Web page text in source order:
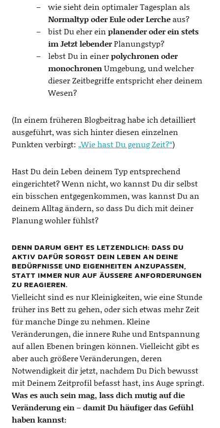
wie sieht dein optimaler Tagesplan als
Normaltyp oder Eule oder Lercheaus?
bist Du eher ein planender oder ein stets
im Jetzt lebenderPlanungstyp?
lebst Du in einerpolychronen oder
monochronenUmgebung, und welcher
dieser Zeitbegriffe entspricht eher deinem
Wesen?
(In einem früheren Blogbeitrag habe ich detailliert
ausgeführt, was sich hinter diesen einzelnen
Punkten verbirgt: „Wie hast Du genug Zeit?“)
Hast Du dein Leben deinem Typ entsprechend
eingerichtet? Wenn nicht, wo kannst Du dir selbst
ein bisschen entgegenkommen, was kannst Du an
deinem Alltag ändern, so dass Du dich mit deiner
Planung wohler fühlst?
DENN DARUM GEHT ES LETZENDLICH: DASS DU A
KTIV DAFÜR SORGST DEIN LEBEN AN DEINE B
EDÜRFNISSE UND EIGENHEITEN ANZUPASSEN, S
TATT IMMER NUR AUF ÄUSSERE ANFORDERUNGEN ZU
REAGIEREN.
Vielleicht sind es nur Kleinigkeiten, wie eine Stunde
früher ins Bett zu gehen, oder sich etwas mehr Zeit
für manche Dinge zu nehmen. Kleine
Veränderungen, die innere Ruhe und Entspannung
auf allen Ebenen bringen können. Vielleicht gibt es
aber auch größere Veränderungen, deren
Notwendigkeit dir jetzt, nachdem Du Dich bewusst
mit Deinem Zeitprofil befasst hast, ins Auge springt.
Was es auch sein mag, lass dich mutig auf die
Veränderung ein – damit Du häufiger das Gefühl
haben kannst: